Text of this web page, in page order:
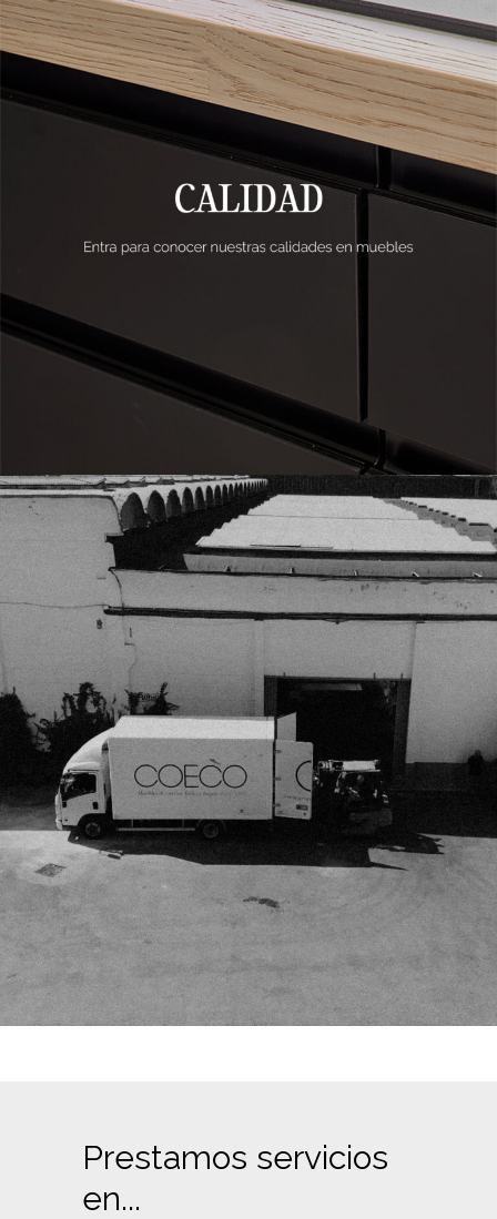
Prestamos servicios
en...